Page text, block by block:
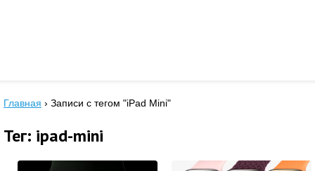
Главная › Записи с тегом "iPad Mini"
Тег: ipad-mini